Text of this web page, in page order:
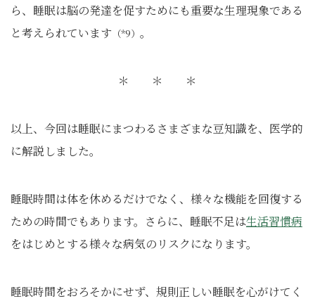
ら、睡眠は脳の発達を促すためにも重要な生理現象である
と考えられています （*9） 。
＊ ＊ ＊
以上、今回は睡眠にまつわるさまざまな豆知識を、医学的
に解説しました。
睡眠時間は体を休めるだけでなく、様々な機能を回復する
ための時間でもあります。さらに、睡眠不足は生活習慣病
をはじめとする様々な病気のリスクになります。
睡眠時間をおろそかにせず、規則正しい睡眠を心がけてく